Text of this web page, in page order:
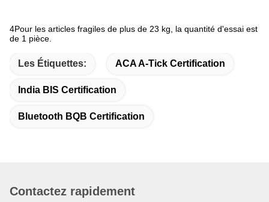
4Pour les articles fragiles de plus de 23 kg, la quantité d'essai est
de 1 pièce.
Les Étiquettes: ACA A-Tick Certification
India BIS Certification
Bluetooth BQB Certification
Contactez rapidement